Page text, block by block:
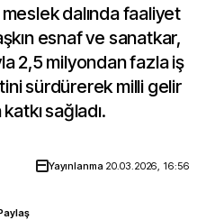
dalında faaliyet
esnaf ve sanatkar,
2,5 milyondan fazla iş
sürdürerek milli gelir
sağladı.
Yayınlanma 20.03.2026, 16:56